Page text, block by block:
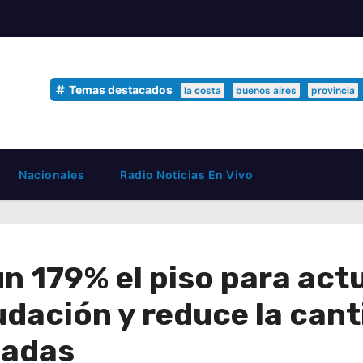
Temas destacados la costa buenos aires provincia
Nacionales Radio Noticias En Vivo
179% el piso para
y reduce la